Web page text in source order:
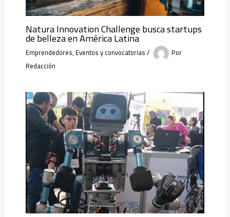
Natura Innovation Challenge busca startups
de belleza en América Latina
Emprendedores, Eventos y convocatorias/
Por
Redacción